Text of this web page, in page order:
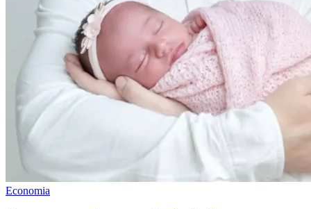
Economia